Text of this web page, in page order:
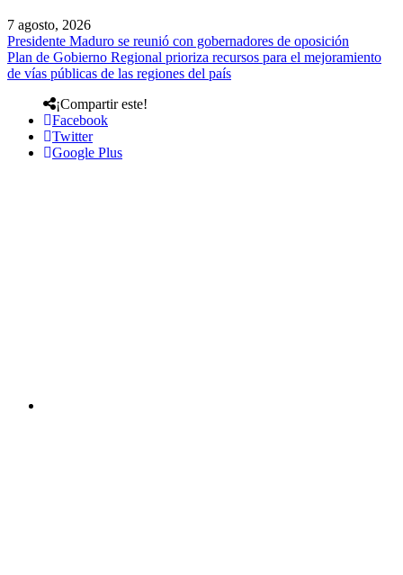
7 agosto, 2026
Presidente Maduro se reunió con gobernadores de oposición
Plan de Gobierno Regional prioriza recursos para el mejoramiento
de vías públicas de las regiones del país
¡Compartir este!
Facebook
Twitter
Google Plus